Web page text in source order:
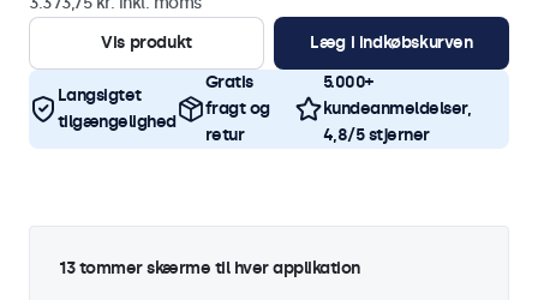
Vis produkt
Læg i indkøbskurven
Langsigtet
tilgængelighed
Gratis
fragt og
retur
5.000+
kundeanmeldelser,
4,8/5 stjerner
13 tommer skærme til hver applikation